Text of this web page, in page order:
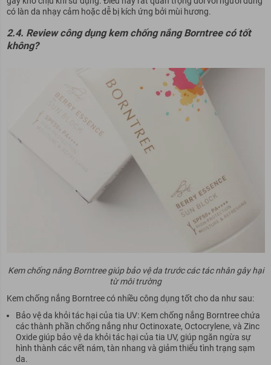
có làn da nhạy cảm hoặc dễ bị kích ứng bởi mùi hương.
2.4. Review công dụng kem chống nắng Borntree có tốt
không?
Kem chống nắng Borntree giúp bảo vệ da trước các tác nhân gây hại
từ môi trường
Kem chống nắng Borntree có nhiều công dụng tốt cho da như sau:
Bảo vệ da khỏi tác hại của tia UV: Kem chống nắng Borntree chứa
các thành phần chống nắng như Octinoxate, Octocrylene, và Zinc
Oxide giúp bảo vệ da khỏi tác hại của tia UV, giúp ngăn ngừa sự
hình thành các vết nám, tàn nhang và giảm thiểu tình trạng sạm
da.